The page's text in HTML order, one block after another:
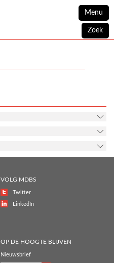
Menu
Zoek
VOLG MDBS
Twitter
LinkedIn
OP DE HOOGTE BLIJVEN
Nieuwsbrief